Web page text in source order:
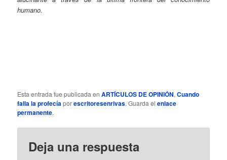
humano.
Esta entrada fue publicada enARTÍCULOS DE OPINIÓN,Cuando
falla la profecíaporescritoresenrivas. Guarda elenlace
permanente.
Deja una respuesta